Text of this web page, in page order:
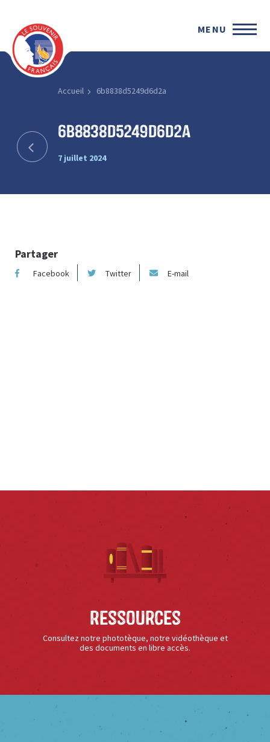
MENU
Accueil 6b8838d5249d6d2a
6b8838d5249d6d2a
7 juillet 2024
Partager
Facebook Twitter E-mail
Ressources
Consultez notre phototèque, notre vidéothèque et
des documents en libre accès.